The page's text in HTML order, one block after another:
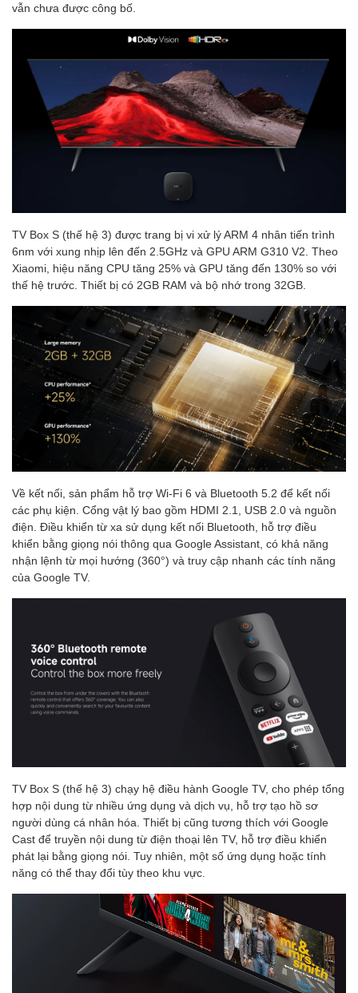
vẫn chưa được công bố.
TV Box S (thế hệ 3) được trang bị vi xử lý ARM 4 nhân tiến trình
6nm với xung nhịp lên đến 2.5GHz và GPU ARM G310 V2. Theo
Xiaomi, hiệu năng CPU tăng 25% và GPU tăng đến 130% so với
thế hệ trước. Thiết bị có 2GB RAM và bộ nhớ trong 32GB.
Về kết nối, sản phẩm hỗ trợ Wi-Fi 6 và Bluetooth 5.2 để kết nối
các phụ kiện. Cổng vật lý bao gồm HDMI 2.1, USB 2.0 và nguồn
điện. Điều khiển từ xa sử dụng kết nối Bluetooth, hỗ trợ điều
khiển bằng giọng nói thông qua Google Assistant, có khả năng
nhận lệnh từ mọi hướng (360°) và truy cập nhanh các tính năng
của Google TV.
TV Box S (thế hệ 3) chạy hệ điều hành Google TV, cho phép tổng
hợp nội dung từ nhiều ứng dụng và dịch vụ, hỗ trợ tạo hồ sơ
người dùng cá nhân hóa. Thiết bị cũng tương thích với Google
Cast để truyền nội dung từ điện thoại lên TV, hỗ trợ điều khiển
phát lại bằng giọng nói. Tuy nhiên, một số ứng dụng hoặc tính
năng có thể thay đổi tùy theo khu vực.